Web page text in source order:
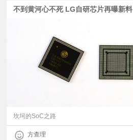
不到黄河心不死 LG自研芯片再曝新料
坎坷的SoC之路
方查理